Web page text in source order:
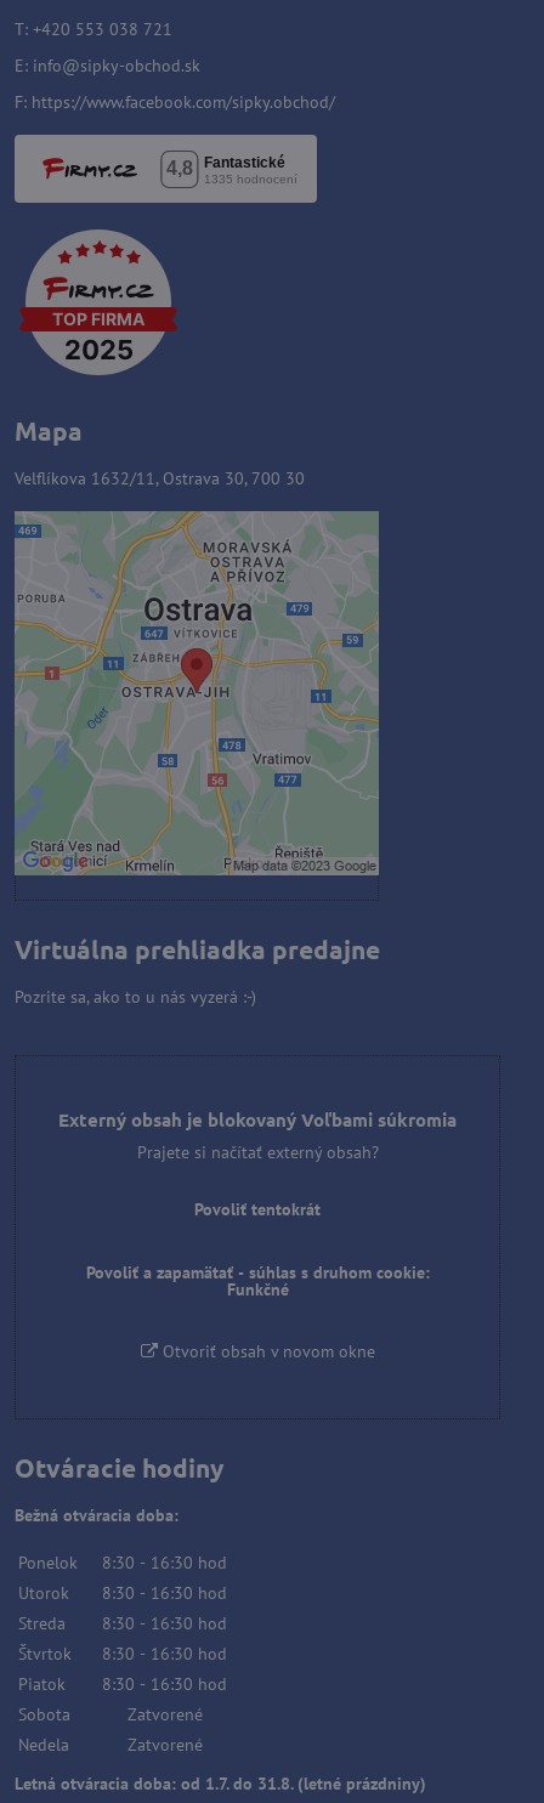
T: +420 553 038 721
E: info@sipky-obchod.sk
F: https://www.facebook.com/sipky.obchod/
Mapa
Velflíkova 1632/11, Ostrava 30, 700 30
Externý obsah je blokovaný
Voľbami súkromia
Prajete si načítať externý obsah?
Povoliť tentokrát
Povoliť a zapamätať - súhlas s
druhom cookie: Funkčné
Otvoriť obsah v novom okne
Virtuálna prehliadka predajne
Pozrite sa, ako to u nás vyzerá :-)
Externý obsah je blokovaný Voľbami súkromia
Prajete si načítať externý obsah?
Povoliť tentokrát
Povoliť a zapamätať - súhlas s druhom cookie:
Funkčné
Otvoriť obsah v novom okne
Otváracie hodiny
Bežná otváracia doba:
Ponelok 8:30 - 16:30 hod
Utorok
8:30 - 16:30 hod
Streda
8:30 - 16:30 hod
Štvrtok
8:30 - 16:30 hod
Piatok
8:30 - 16:30 hod
Sobota
Zatvorené
Nedela
Zatvorené
Letná otváracia doba: od 1.7. do 31.8. (letné prázdniny)